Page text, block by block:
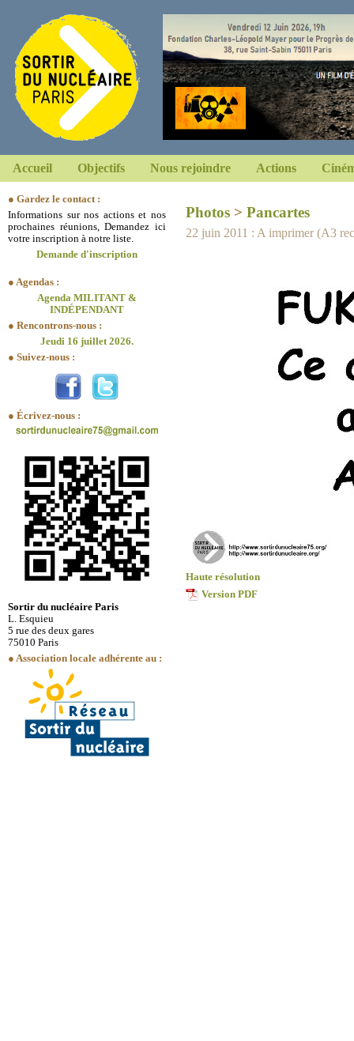
Accueil Objectifs Nous rejoindre Actions
● Gardez le contact :
Informations sur nos actions et nos
prochaines réunions, Demandez ici
votre inscription à notre liste.
Demande d'inscription
● Agendas :
Agenda MILITANT &
INDÉPENDANT
● Rencontrons-nous :
Jeudi 16 juillet 2026.
● Suivez-nous :
● Écrivez-nous :
Sortir du nucléaire Paris
L. Esquieu
5 rue des deux gares
75010 Paris
● Association locale adhérente au :
Photos > Pancartes
22 juin 2011 : A imprimer (A3
Haute résolution
Version PDF